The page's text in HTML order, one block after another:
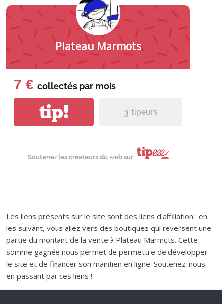
Plateau Marmots
7 € collectés par mois
tip! 3 tipeurs
Soutenez les créateurs du web sur
Les liens présents sur le site sont des liens d'affiliation : en
les suivant, vous allez vers des boutiques qui reversent une
partie du montant de la vente à Plateau Marmots. Cette
somme gagnée nous permet de permettre de développer
le site et de financer son maintien en ligne. Soutenez-nous
en passant par ces liens !